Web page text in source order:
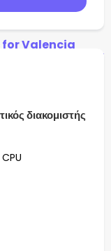
for Valencia
διακομιστής